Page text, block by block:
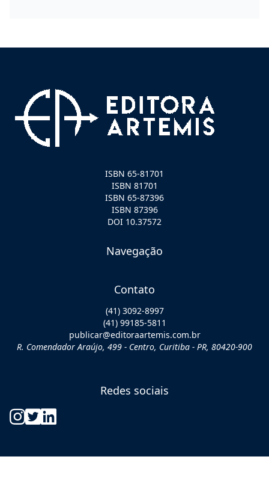
ISBN 65-81701
ISBN 81701
ISBN 65-87396
ISBN 87396
DOI 10.37572
Navegação
Contato
(41) 3092-8997
(41) 99185-5811
publicar@editoraartemis.com.br
R. Comendador Araújo, 499 - Centro, Curitiba - PR, 80420-900
Redes sociais